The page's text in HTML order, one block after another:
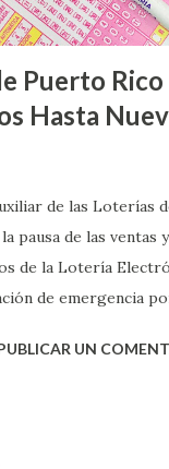
Puerto
Hasta
de las Loterías
pausa de las ventas
de la Lotería
de emergencia
de nuestros
UN